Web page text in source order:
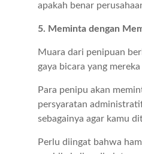
apakah benar
5. Meminta dengan
Muara dari penipuan
gaya bicara yang
Para penipu akan
persyaratan
sebagainya agar kamu
Perlu diingat bahwa